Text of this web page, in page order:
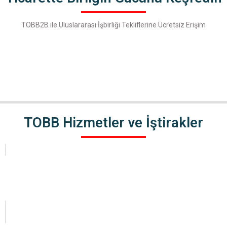
TOBB2B ile Uluslararası İşbirliği Tekliflerine Ücretsiz Erişim
TOBB Hizmetler ve İştirakler